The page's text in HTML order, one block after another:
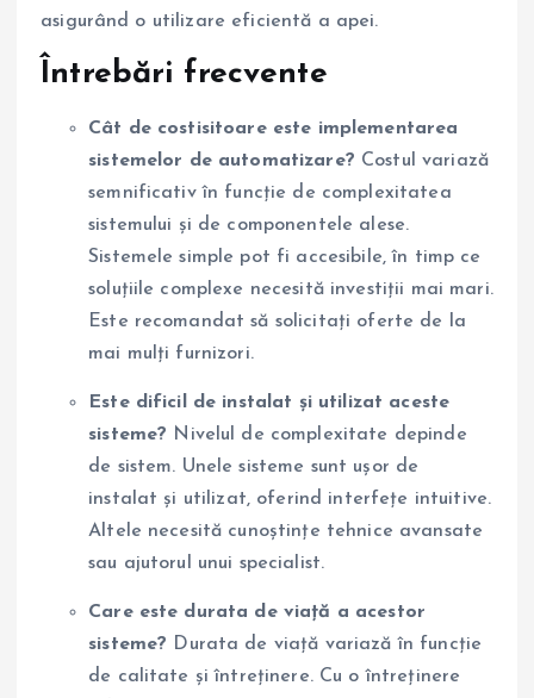
asigurând o utilizare eficientă a apei.
Întrebări frecvente
Cât de costisitoare este implementarea
sistemelor de automatizare? Costul variază
semnificativ în funcție de complexitatea
sistemului și de componentele alese.
Sistemele simple pot fi accesibile, în timp ce
soluțiile complexe necesită investiții mai mari.
Este recomandat să solicitați oferte de la
mai mulți furnizori.
Este dificil de instalat și utilizat aceste
sisteme? Nivelul de complexitate depinde
de sistem. Unele sisteme sunt ușor de
instalat și utilizat, oferind interfețe intuitive.
Altele necesită cunoștințe tehnice avansate
sau ajutorul unui specialist.
Care este durata de viață a acestor
sisteme? Durata de viață variază în funcție
de calitate și întreținere. Cu o întreținere